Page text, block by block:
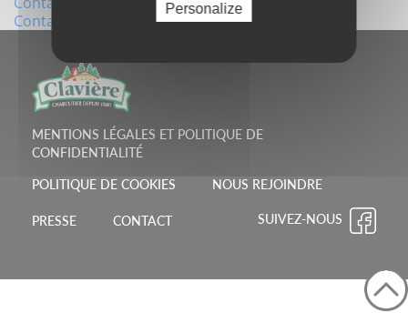
Navigation
l’article
Contact depuis le site10/12/2024 15:02:17
MENTIONS LÉGALES ET POLITIQUE DE
CONFIDENTIALITÉ
POLITIQUE DE COOKIES NOUS REJOINDRE
PRESSE CONTACT SUIVEZ-NOUS
Personalize